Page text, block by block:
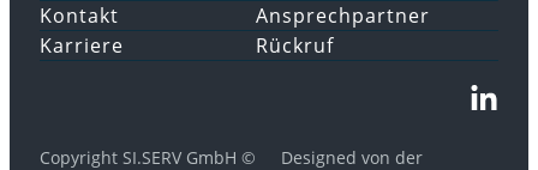
Kontakt
Karriere
Ansprechpartner
Rückruf
Copyright SI.SERV GmbH ©
Designed von der